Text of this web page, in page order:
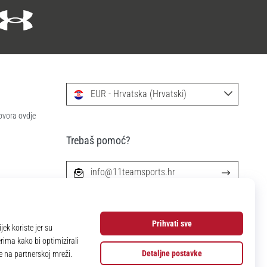
ovdje
EUR - Hrvatska (Hrvatski)
Trebaš pomoć?
info@11teamsports.hr